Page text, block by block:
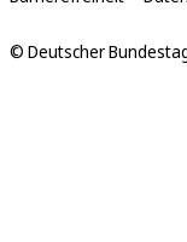
© Deutscher